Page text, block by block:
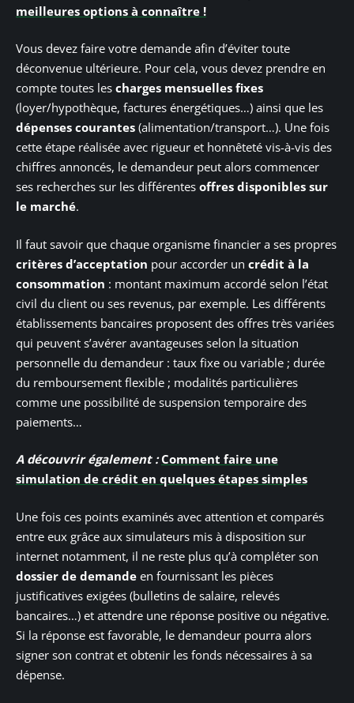
meilleures options à connaître !
Vous devez faire votre demande afin d’éviter toute
déconvenue ultérieure. Pour cela, vous devez prendre en
compte toutes les charges mensuelles fixes
(loyer/hypothèque, factures énergétiques…) ainsi que les
dépenses courantes (alimentation/transport…). Une fois
cette étape réalisée avec rigueur et honnêteté vis-à-vis des
chiffres annoncés, le demandeur peut alors commencer
ses recherches sur les différentes offres disponibles sur
le marché.
Il faut savoir que chaque organisme financier a ses propres
critères d’acceptation pour accorder un crédit à la
consommation : montant maximum accordé selon l’état
civil du client ou ses revenus, par exemple. Les différents
établissements bancaires proposent des offres très variées
qui peuvent s’avérer avantageuses selon la situation
personnelle du demandeur : taux fixe ou variable ; durée
du remboursement flexible ; modalités particulières
comme une possibilité de suspension temporaire des
paiements…
A découvrir également : Comment faire une
simulation de crédit en quelques étapes simples
Une fois ces points examinés avec attention et comparés
entre eux grâce aux simulateurs mis à disposition sur
internet notamment, il ne reste plus qu’à compléter son
dossier de demande en fournissant les pièces
justificatives exigées (bulletins de salaire, relevés
bancaires…) et attendre une réponse positive ou négative.
Si la réponse est favorable, le demandeur pourra alors
signer son contrat et obtenir les fonds nécessaires à sa
dépense.